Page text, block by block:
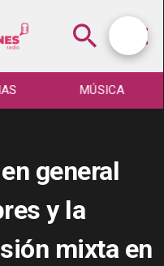
MÚSICA
general
y la
mixta en